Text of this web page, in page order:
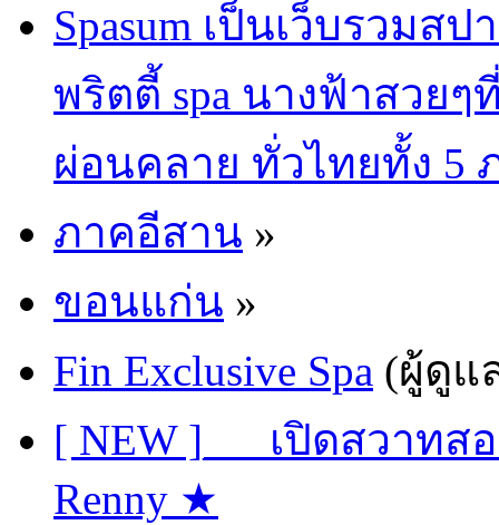
Spasum เป็นเว็บรวม
พริตตี้ spa นางฟ้าสวย
ผ่อนคลาย ทั่วไทยทั้ง 5
ภาคอีสาน »
ขอนแก่น »
Fin Exclusive Spa (ผู้ดูแ
[ NEW ]___เปิดสวาท
Renny ★